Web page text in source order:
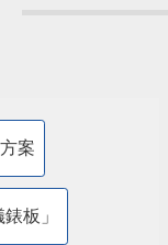
案
板」